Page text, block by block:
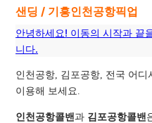
샌딩 / 기흥인천공항픽업
안녕하세요! 이동의 시작과 끝
니다.
인천공항, 김포공항, 전국 어디
이용해 보세요.
인천공항콜밴과 김포공항콜밴